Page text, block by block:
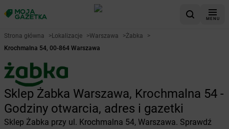
MENU
Strona główna >Lokalizacje >Warszawa >Żabka
>
Krochmalna 54, 00-864 Warszawa
Sklep Żabka Warszawa, Krochmalna 54 -
Godziny otwarcia, adres i gazetki
Sklep Żabka przy ul. Krochmalna 54, Warszawa. Sprawdź